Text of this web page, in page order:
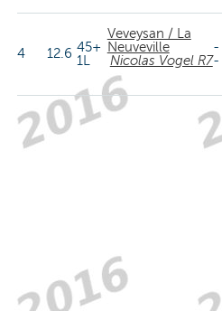
4 12.6 45+
1L
Veveysan / La
Neuveville
Nicolas Vogel R7
-
-